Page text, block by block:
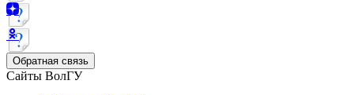
Обратная связь
Сайты ВолГУ